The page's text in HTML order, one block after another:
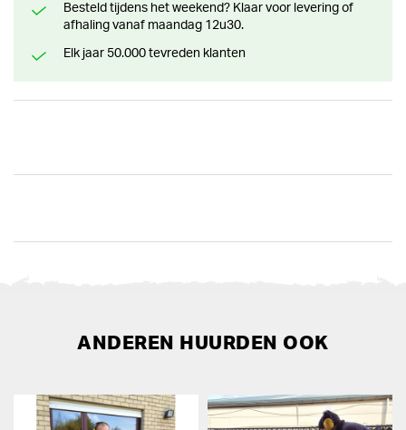
Besteld tijdens het weekend? Klaar voor levering of
afhaling vanaf maandag 12u30.
Elk jaar 50.000 tevreden klanten
ANDEREN HUURDEN OOK